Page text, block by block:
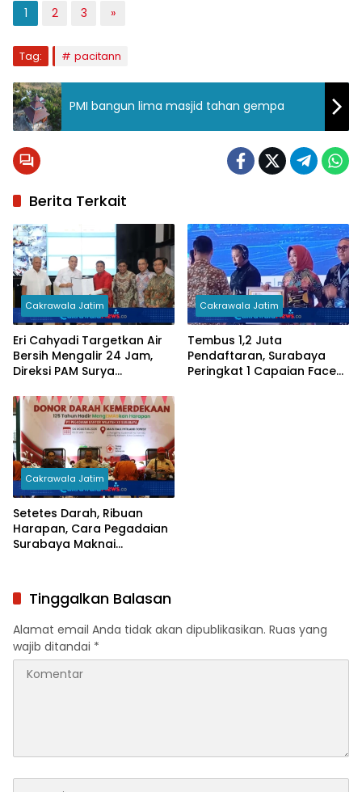
1 2 3 »
Tag: pacitann
PMI bangun lima masjid tahan gempa
Berita Terkait
Cakrawala Jatim
Eri Cahyadi Targetkan Air
Bersih Mengalir 24 Jam,
Direksi PAM Surya
Percepat Jaringan hingga
Kampung
Cakrawala Jatim
Tembus 1,2 Juta
Pendaftaran, Surabaya
Peringkat 1 Capaian Face
Cakrawala Jatim
Setetes Darah, Ribuan
Harapan, Cara Pegadaian
Surabaya Maknai
Tinggalkan Balasan
Alamat email Anda tidak akan dipublikasikan. Ruas yang
wajib ditandai *